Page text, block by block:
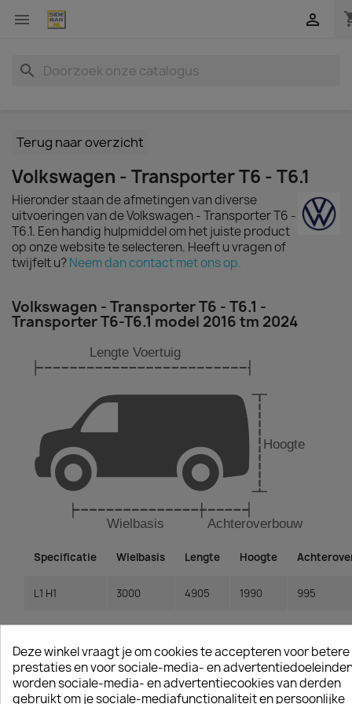
 
search
Terug naar overzicht
Volkswagen - Transporter T6 - T6.1
Hieronder staan de afmetingen van diverse
uitvoeringen van de Volkswagen - Transporter T6 -
T6.1. Een handig hulpmiddel om het juiste product
op onze website te selecteren. Heeft u vragen of
twijfelt u?Neem dan contact met ons op.
Volkswagen - Transporter T6 - T6.1 -
Transporter T6-T6.1 model 2016 tm 2024
Specificatie Wielbasis Lengte Hoogte
L1 H1 3000 4905 1990 995
L1 H1 3000 4905 1990 995
L1 H1 3000 4905 1990 995
L1 H1 3000 4905 1990 995
Deze winkel vraagt je om cookies te accepteren voor betere
prestaties en voor sociale-media- en
worden sociale-media- en advertentiecookies van derden
gebruikt om je sociale-mediafunctionaliteit en persoonlijke